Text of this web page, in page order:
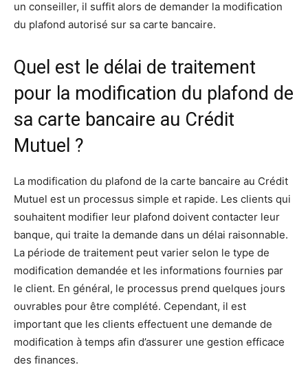
un conseiller, il suffit alors de demander la modification
du plafond autorisé sur sa carte bancaire.
Quel est le délai de traitement
pour la modification du plafond de
sa carte bancaire au Crédit
Mutuel ?
La modification du plafond de la carte bancaire au Crédit
Mutuel est un processus simple et rapide. Les clients qui
souhaitent modifier leur plafond doivent contacter leur
banque, qui traite la demande dans un délai raisonnable.
La période de traitement peut varier selon le type de
modification demandée et les informations fournies par
le client. En général, le processus prend quelques jours
ouvrables pour être complété. Cependant, il est
important que les clients effectuent une demande de
modification à temps afin d’assurer une gestion efficace
des finances.